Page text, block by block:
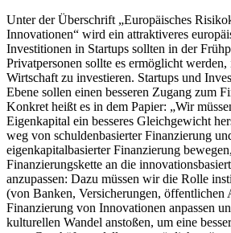
Unter der Überschrift „Europäisches
Innovationen“ wird ein attraktiveres
Investitionen in Startups sollten in der
Privatpersonen sollte es ermöglicht
Wirtschaft zu investieren. Startups und
Ebene sollen einen besseren Zugang zum
Konkret heißt es in dem Papier: „Wir
Eigenkapital ein besseres Gleichgewicht
weg von schuldenbasierter Finanzierung
eigenkapitalbasierter Finanzierung
Finanzierungskette an die
anzupassen: Dazu müssen wir die Rolle
(von Banken, Versicherungen, öffentlichen
Finanzierung von Innovationen anpassen
kulturellen Wandel anstoßen, um eine